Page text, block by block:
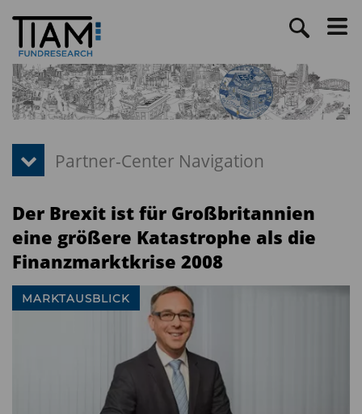
Der Brexit ist für Großbritannien
eine größere Katastrophe als die
Finanzmarktkrise 2008
MARKTAUSBLICK